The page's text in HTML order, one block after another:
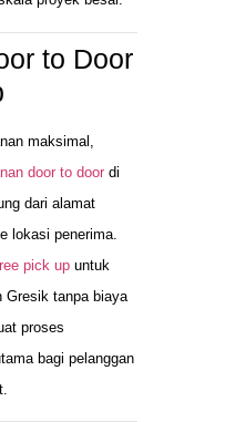
to Door
maksimal,
door to door di
dari alamat
lokasi penerima.
pick up untuk
Gresik tanpa biaya
proses
bagi pelanggan